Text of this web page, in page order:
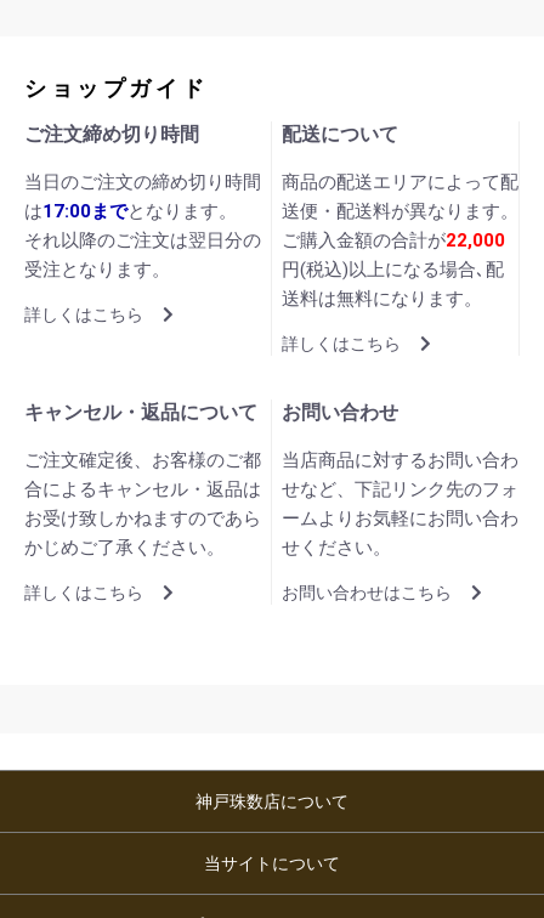
ショップガイド
ご注文締め切り時間
当日のご注文の締め切り時間
は17:00までとなります。
それ以降のご注文は翌日分の
受注となります。
詳しくはこちら
配送について
商品の配送エリアによって配
送便・配送料が異なります。
ご購入金額の合計が22,000
円(税込)以上になる場合､配
送料は無料になります。
詳しくはこちら
キャンセル・返品について
ご注文確定後、お客様のご都
合によるキャンセル・返品は
お受け致しかねますのであら
かじめご了承ください。
詳しくはこちら
お問い合わせ
当店商品に対するお問い合わ
せなど、下記リンク先のフォ
ームよりお気軽にお問い合わ
せください。
お問い合わせはこちら
神戸珠数店について
当サイトについて